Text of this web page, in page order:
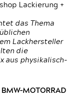
Lackierung +
das Thema
Lackhersteller
die
aus physikalisch-
MOTORRAD